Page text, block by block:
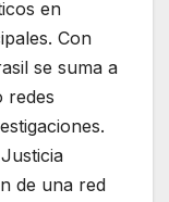
en
Con
se suma a
redes
de una red